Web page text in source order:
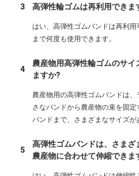
3 高弾性輪ゴムは再利用できま
はい、高弾性ゴムバンドは再利用
まで何度も使用できます。
4
農産物用高弾性輪ゴムのサイ
ますか?
農産物用の高弾性ゴムバンドは
さなバンドから農産物の束を固定
バンドまで、さまざまなサイズが
5
高弾性ゴムバンドは、さまざ
農産物に合わせて伸縮できま